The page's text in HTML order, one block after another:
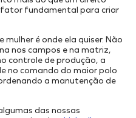
fator fundamental para criar
mulher é onde ela quiser. Não
nos campos e na matriz,
controle de produção, a
no comando do maior polo
a manutenção de
das nossas